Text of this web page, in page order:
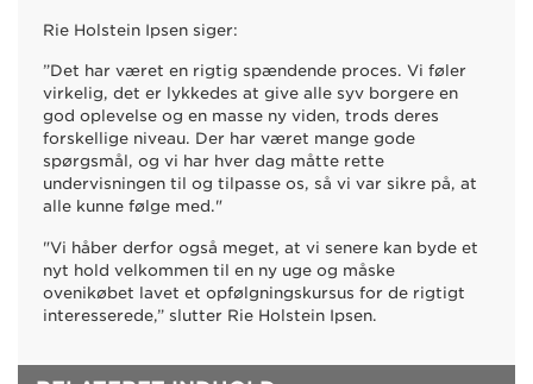
Rie Holstein Ipsen siger:
”Det har været en rigtig spændende proces. Vi føler
virkelig, det er lykkedes at give alle syv borgere en
god oplevelse og en masse ny viden, trods deres
forskellige niveau. Der har været mange gode
spørgsmål, og vi har hver dag måtte rette
undervisningen til og tilpasse os, så vi var sikre på, at
alle kunne følge med."
"Vi håber derfor også meget, at vi senere kan byde et
nyt hold velkommen til en ny uge og måske
ovenikøbet lavet et opfølgningskursus for de rigtigt
interesserede,” slutter Rie Holstein Ipsen.